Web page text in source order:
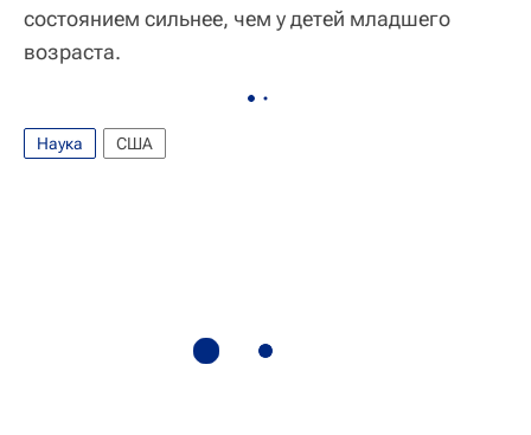
состоянием сильнее, чем у детей младшего
возраста.
Наука США